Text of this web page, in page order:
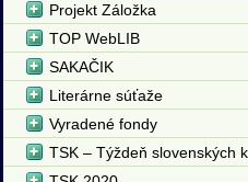
Projekt Záložka
TOP WebLIB
SAKAČIK
Literárne súťaže
Vyradené fondy
TSK – Týždeň slovenských